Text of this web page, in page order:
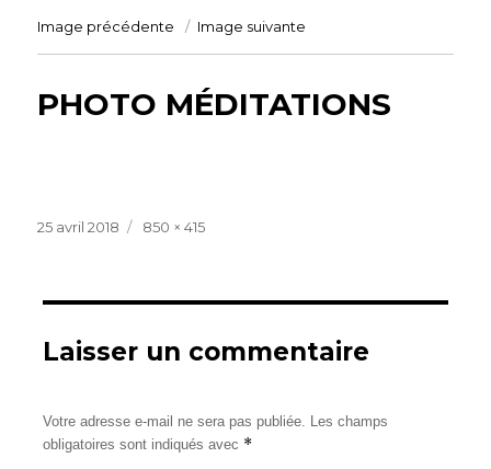
Image précédente Image suivante
PHOTO MÉDITATIONS
Publié
25 avril 2018
Taille
850 × 415
Laisser un commentaire
Votre adresse e-mail ne sera pas publiée. Les champs
obligatoires sont indiqués avec *